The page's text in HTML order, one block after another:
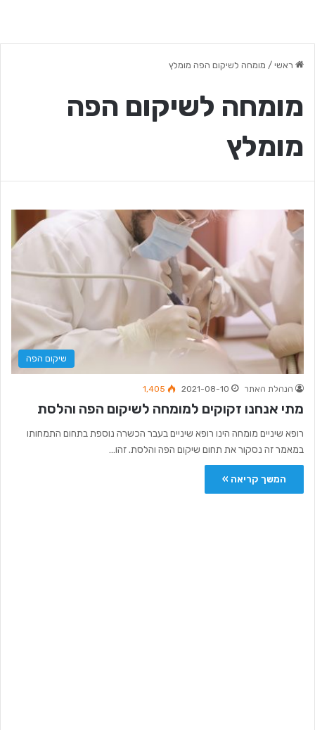
ראשי / מומחה לשיקום הפה מומלץ
מומחה לשיקום הפה
מומלץ
שיקום הפה
הנהלת האתר 2021-08-10
1,405
מתי אנחנו זקוקים למומחה לשיקום הפה והלסת
רופא שיניים מומחה הינו רופא שיניים בעבר הכשרה נוספת בתחום התמחותו
במאמר זה נסקור את תחום שיקום הפה והלסת. זהו…
המשך קריאה »